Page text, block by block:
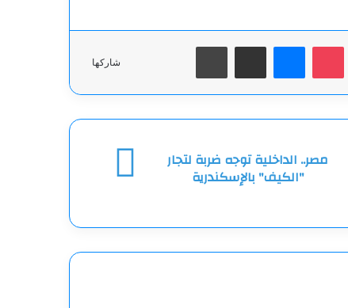
شاركها
‫Pocketماسنجرمشاركة عبر البريد طباعة
مصر.. الداخلية توجه ضربة لتجار
"الكيف" بالإسكندرية